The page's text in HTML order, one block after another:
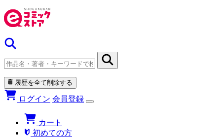
履歴を全て削除する
ログイン 会員登録
カート
初めての方